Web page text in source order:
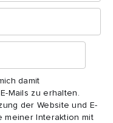
damit
Mails zu erhalten.
der Website und E-
meiner Interaktion mit
er?